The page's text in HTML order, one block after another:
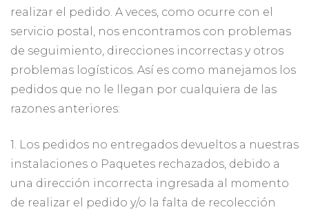
realizar el pedido. A veces, como ocurre con el
servicio postal, nos encontramos con problemas
de seguimiento, direcciones incorrectas y otros
problemas logísticos. Así es como manejamos los
pedidos que no le llegan por cualquiera de las
razones anteriores:
1. Los pedidos no entregados devueltos a nuestras
instalaciones o Paquetes rechazados, debido a
una dirección incorrecta ingresada al momento
de realizar el pedido y/o la falta de recolección